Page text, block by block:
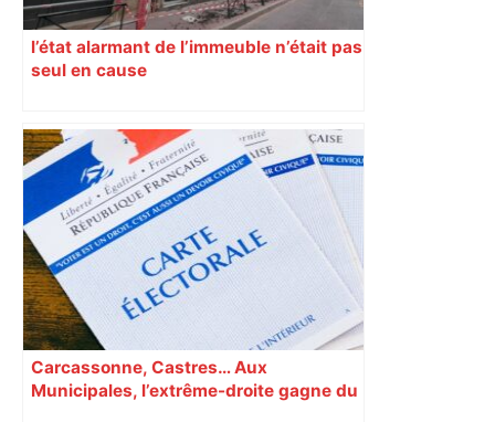
l’état alarmant de l’immeuble n’était pas
seul en cause
Carcassonne, Castres… Aux
Municipales, l’extrême-droite gagne du